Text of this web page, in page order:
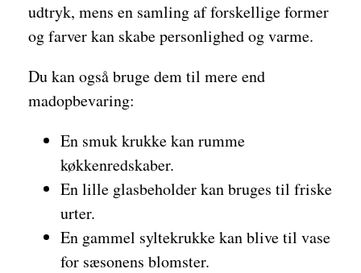
udtryk, mens en samling af forskellige former
og farver kan skabe personlighed og varme.
Du kan også bruge dem til mere end
madopbevaring:
En smuk krukke kan rumme
køkkenredskaber.
En lille glasbeholder kan bruges til friske
urter.
En gammel syltekrukke kan blive til vase
for sæsonens blomster.